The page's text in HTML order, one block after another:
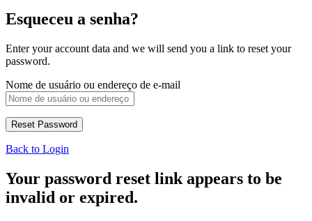
Esqueceu a senha?
Enter your account data and we will send you a link to reset your
password.
Nome de usuário ou endereço de e-mail
Back to Login
Your password reset link appears to be
invalid or expired.